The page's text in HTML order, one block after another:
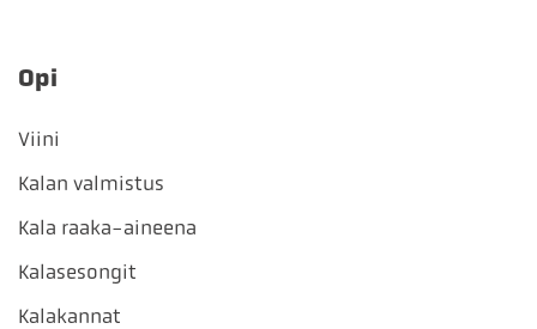
Opi
Viini
Kalan valmistus
Kala raaka-aineena
Kalasesongit
Kalakannat